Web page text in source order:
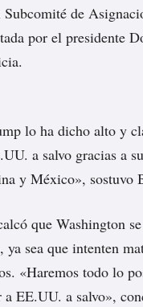
Subcomité de
por el presidente
lo ha dicho alto y
a salvo gracias a
y México», sostuvo
que Washington
ya sea que intenten
«Haremos todo lo
EE.UU. a salvo»,